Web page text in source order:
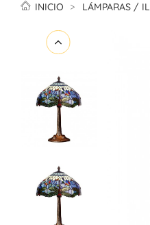
INICIO LÁMPARAS /